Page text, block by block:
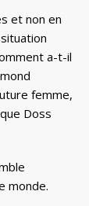
et non en
a-t-il
femme,
Doss
monde.